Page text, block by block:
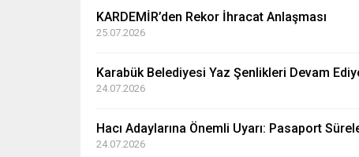
KARDEMİR’den Rekor İhracat Anlaşması
25.07.2026
Karabük Belediyesi Yaz Şenlikleri Devam
24.07.2026
Hacı Adaylarına Önemli Uyarı: Pasaport
24.07.2026